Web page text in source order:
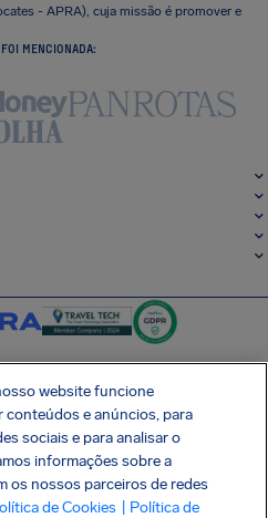
- APRA), cuja missão é promover e
MENCIONADA:
SocialInstagram
SocialLinkedin
NOSSO APP
website funcione
conteúdos e anúncios, para
sociais e para analisar o
informações sobre a
os nossos parceiros de redes
de Cookies | Política de